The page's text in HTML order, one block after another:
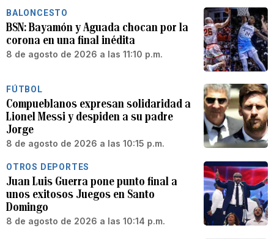
BALONCESTO
BSN: Bayamón y Aguada chocan por la
corona en una final inédita
8 de agosto de 2026 a las 11:10 p.m.
FÚTBOL
Compueblanos expresan solidaridad a
Lionel Messi y despiden a su padre
Jorge
8 de agosto de 2026 a las 10:15 p.m.
OTROS DEPORTES
Juan Luis Guerra pone punto final a
unos exitosos Juegos en Santo
Domingo
8 de agosto de 2026 a las 10:14 p.m.